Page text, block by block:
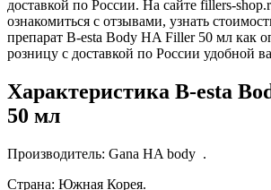
доставкой по России. На сайте fillers-
ознакомиться с отзывами, узнать
препарат B-esta Body HA Filler 50 мл как
розницу с доставкой по России удобной
Характеристика B-esta
50 мл
Производитель: Gana HA body .
Страна: Южная Корея.